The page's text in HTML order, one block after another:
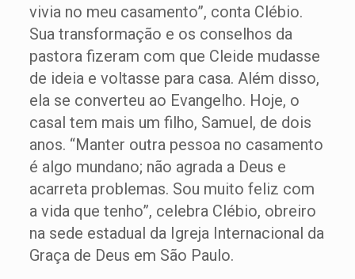
vivia no meu casamento”, conta Clébio.
Sua transformação e os conselhos da
pastora fizeram com que Cleide mudasse
de ideia e voltasse para casa. Além disso,
ela se converteu ao Evangelho. Hoje, o
casal tem mais um filho, Samuel, de dois
anos. “Manter outra pessoa no casamento
é algo mundano; não agrada a Deus e
acarreta problemas. Sou muito feliz com
a vida que tenho”, celebra Clébio, obreiro
na sede estadual da Igreja Internacional da
Graça de Deus em São Paulo.